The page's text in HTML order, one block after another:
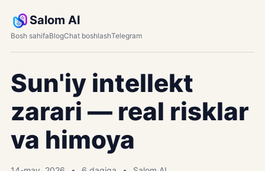
Salom AI
Bosh sahifaBlogChat boshlashTelegram
Sun'iy intellekt
zarari — real risklar
va himoya